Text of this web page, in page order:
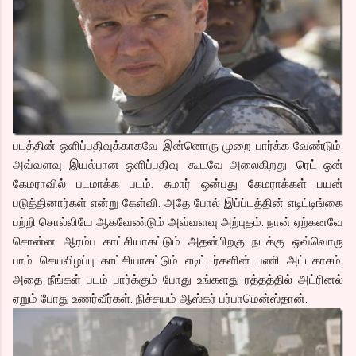
படத்தின் ஒளிப்பதிவுக்காகவே இன்னொரு முறை பார்க்க வேண்டும்.
அவ்வளவு இயல்பான ஒளிப்பதிவு. கூடவே அலைகிறது. ரெட் ஒன்
கேமராவில் படமாக்க படம். சுமார் ஒன்பது கேமராக்கள் பயன்
படுத்தினார்கள் என்று கேள்வி. அதே போல் இப்ப்டத்தின் எடிட்டிங்கை
பற்றி சொல்லியே ஆகவேண்டும் அவ்வளவு அற்புதம். நான் ஏற்கனவே
சொன்ன ஆரம்ப காட்சியாகட்டும் அதன்பிறகு நடக்கு ஒவ்வொரு
பாம் செயலிழப்பு காட்சியாகட்டும் எடிட்டர்களின் பணி அட்டகாசம்.
அதை நீங்கள் படம் பார்க்கும் போது உங்களது ரத்தத்தில் அட்ரினல்
ஏறும் போது உணர்வீர்கள். நிச்சயம் ஆஸ்கர் பர்பாமென்ஸ்தான்.